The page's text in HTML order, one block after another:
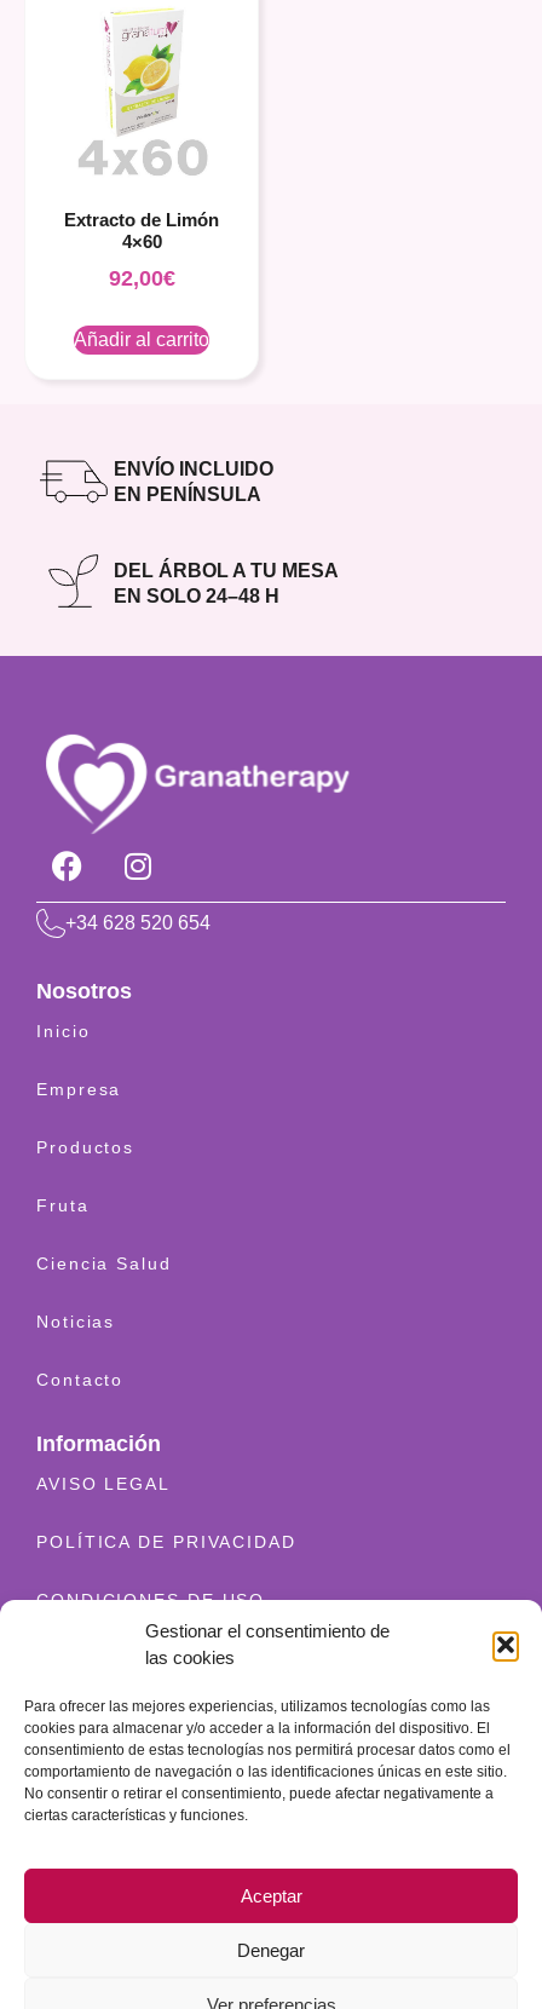
Gestionar el consentimiento de
las cookies
Para ofrecer las mejores experiencias, utilizamos tecnologías como las
cookies para almacenar y/o acceder a la información del dispositivo. El
consentimiento de estas tecnologías nos permitirá procesar datos como el
comportamiento de navegación o las identificaciones únicas en este sitio.
No consentir o retirar el consentimiento, puede afectar negativamente a
ciertas características y funciones.
Aceptar
Denegar
Ver preferencias
Extracto de Limón
4×60
92,00€
Añadir al carrito
ENVÍO INCLUIDO
EN PENÍNSULA
DEL ÁRBOL A TU MESA
EN SOLO 24–48 H
+34 628 520 654
Nosotros
Inicio
Empresa
Productos
Fruta
Ciencia Salud
Noticias
Contacto
Información
AVISO LEGAL
POLÍTICA DE PRIVACIDAD
CONDICIONES DE USO
ENVÍO Y DEVOLUCIONES
POLÍTICA DE COOKIES
Contacto
+34 628 520 654
© 2026 Ganatherapy LLC. All rights reserved. - Diseño web